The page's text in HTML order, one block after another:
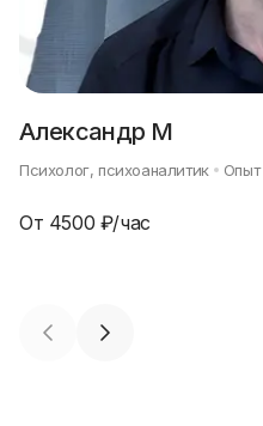
Александр М
Психолог, психоаналитик Опыт
От 4500 ₽/час